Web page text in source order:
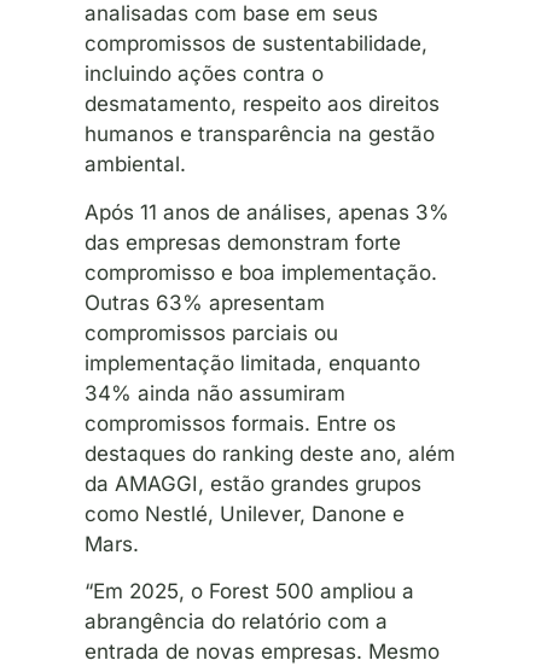
analisadas com base em seus
compromissos de sustentabilidade,
incluindo ações contra o
desmatamento, respeito aos direitos
humanos e transparência na gestão
ambiental.
Após 11 anos de análises, apenas 3%
das empresas demonstram forte
compromisso e boa implementação.
Outras 63% apresentam
compromissos parciais ou
implementação limitada, enquanto
34% ainda não assumiram
compromissos formais. Entre os
destaques do ranking deste ano, além
da AMAGGI, estão grandes grupos
como Nestlé, Unilever, Danone e
Mars.
“Em 2025, o Forest 500 ampliou a
abrangência do relatório com a
entrada de novas empresas. Mesmo